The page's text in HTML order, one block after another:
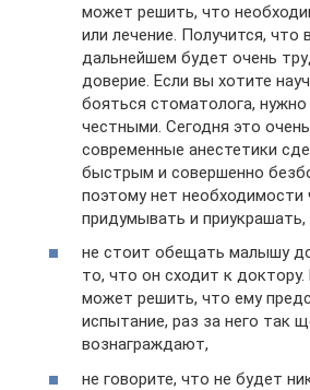
может решить, что
или лечение. Получится, что
дальнейшем будет очень
доверие. Если вы хотите
бояться стоматолога,
честными. Сегодня это
современные анестетики
быстрым и совершенно
поэтому нет необходимости
придумывать и приукрашать,
не стоит обещать малышу
то, что он сходит к
может решить, что ему
испытание, раз за него так
вознаграждают,
не говорите, что не будет